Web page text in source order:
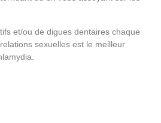
et/ou de digues dentaires chaque
sexuelles est le meilleur